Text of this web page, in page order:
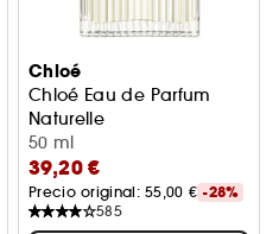
Chloé
Chloé Eau de Parfum
Naturelle
50 ml
39,20 €
Precio original: 55,00 € -28%
585